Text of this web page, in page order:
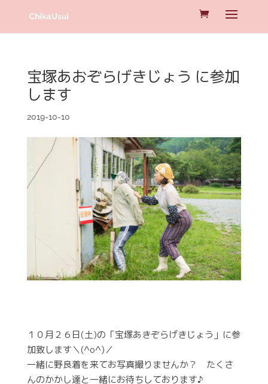
宝塚あおぞらげきじょう に参加
します
2019-10-10
１０月２６日(土)の「宝塚あきぞらげきじょう」に参
加致します＼(^o^)／
一緒に野良着を来てお写真撮りませんか？ たくさ
んのかかし達と一緒にお待ちしております♪